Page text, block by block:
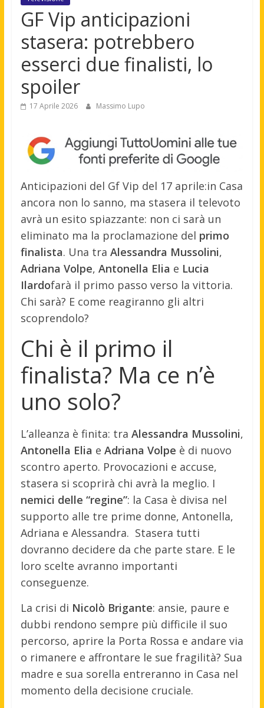
GF Vip anticipazioni
stasera: potrebbero
esserci due finalisti, lo
spoiler
17 Aprile 2026 Massimo Lupo
Anticipazioni del Gf Vip del 17 aprile:in Casa
ancora non lo sanno, ma stasera il televoto
avrà un esito spiazzante: non ci sarà un
eliminato ma la proclamazione del primo
finalista. Una tra Alessandra Mussolini,
Adriana Volpe, Antonella Elia e Lucia
Ilardofarà il primo passo verso la vittoria.
Chi sarà? E come reagiranno gli altri
scoprendolo?
Chi è il primo il
finalista? Ma ce n’è
uno solo?
L’alleanza è finita: tra Alessandra Mussolini,
Antonella Elia e Adriana Volpe è di nuovo
scontro aperto. Provocazioni e accuse,
stasera si scoprirà chi avrà la meglio. I
nemici delle “regine”: la Casa è divisa nel
supporto alle tre prime donne, Antonella,
Adriana e Alessandra. Stasera tutti
dovranno decidere da che parte stare. E le
loro scelte avranno importanti
conseguenze.
La crisi di Nicolò Brigante: ansie, paure e
dubbi rendono sempre più difficile il suo
percorso, aprire la Porta Rossa e andare via
o rimanere e affrontare le sue fragilità? Sua
madre e sua sorella entreranno in Casa nel
momento della decisione cruciale.